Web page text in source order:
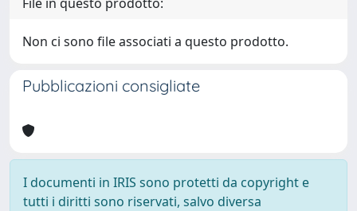
Non ci sono file associati a questo prodotto.
Pubblicazioni consigliate
I documenti in IRIS sono protetti da copyright e
tutti i diritti sono riservati, salvo diversa